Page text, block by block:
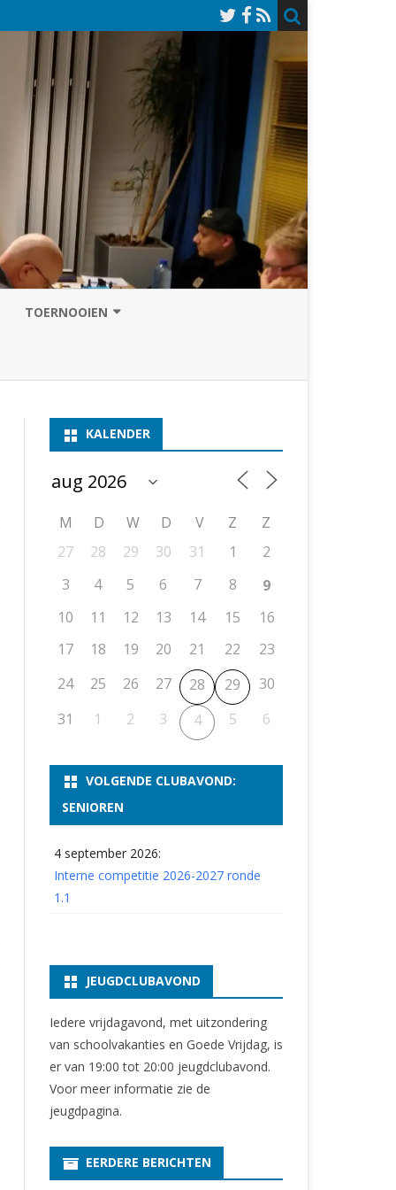
VAN SCHAAKCLUB
ASSEN 2
ASSEN 3
ASSEN I
ASSEN II
NOSBO-BEKER OPEN
T/M 1900
T/M 1700
KNSB-COMPETITIE
NOSBO-COMPETITIE
KNSB-JEUGDCOMPETITIE
TOERNOOIEN
KALENDER
M D W D V Z
Z
27
28 29 30 31 1
2
3
4 5 6 7 8
9
10
11 12 13 14 15
16
17
18 19 20 21 22
23
24
25 26 27 28 29
30
31
1 2 3 4 5 6
VOLGENDE CLUBAVOND:
SENIOREN
4 september 2026:
Interne competitie 2026-2027 ronde
1.1
JEUGDCLUBAVOND
Iedere vrijdagavond, met uitzondering
van schoolvakanties en Goede Vrijdag, is
er van 19:00 tot 20:00 jeugdclubavond.
Voor meer informatie zie de
jeugdpagina.
EERDERE BERICHTEN